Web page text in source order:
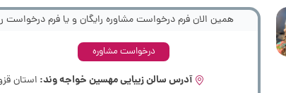
همین الان فرم درخواست مشاوره رایگان و یا فرم درخواست
درخواست مشاوره
آدرس سالن زیبایی مهسین خواجه وند: استان